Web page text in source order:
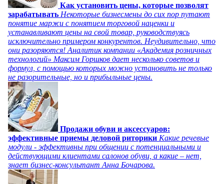
Как установить цены, которые позволят
зарабатывать Некоторые бизнесмены до сих пор путают
понятие маржи с понятием торговой наценки и
устанавливают цены на свой товар, руководствуясь
исключительно примером конкурентов. Неудивительно, что
они разоряются! Аналитик компании «Академия розничных
технологий» Максим Горшков дает несколько советов и
формул, с помощью которых можно установить не только
не разорительные, но и прибыльные цены.
Продажи обуви и аксессуаров:
эффективные приемы деловой риторики Какие речевые
модули - эффективны при общении с потенциальными и
действующими клиентами салонов обуви, а какие – нет,
знает бизнес-консультант Анна Бочарова.